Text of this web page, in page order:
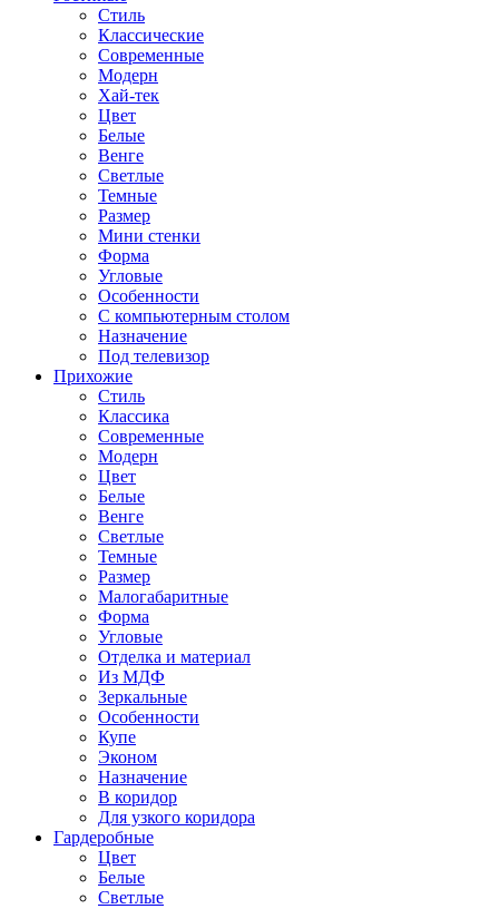
Стиль
Классические
Современные
Модерн
Хай-тек
Цвет
Белые
Венге
Светлые
Темные
Размер
Мини стенки
Форма
Угловые
Особенности
С компьютерным столом
Назначение
Под телевизор
Прихожие
Стиль
Классика
Современные
Модерн
Цвет
Белые
Венге
Светлые
Темные
Размер
Малогабаритные
Форма
Угловые
Отделка и материал
Из МДФ
Зеркальные
Особенности
Купе
Эконом
Назначение
В коридор
Для узкого коридора
Гардеробные
Цвет
Белые
Светлые